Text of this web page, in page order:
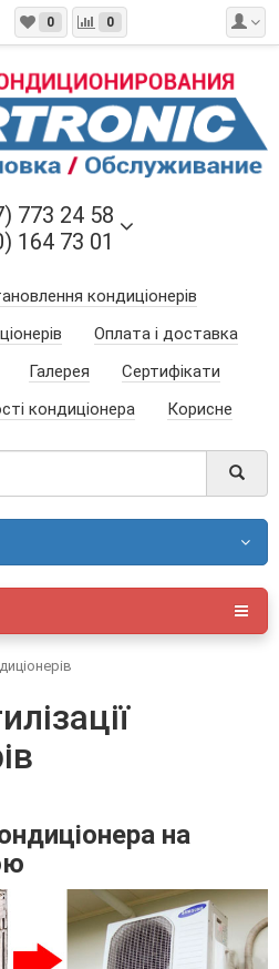
0 0
773 24 58
164 73 01
кондиціонерів
Оплата і доставка
Галерея
Сертифікати
кондиціонера
Корисне
на